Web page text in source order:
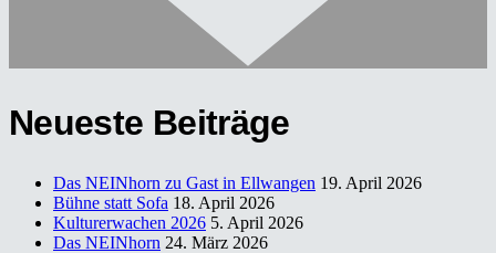
Neueste Beiträge
Das NEINhorn zu Gast in Ellwangen 19. April 2026
Bühne statt Sofa 18. April 2026
Kulturerwachen 2026 5. April 2026
Das NEINhorn 24. März 2026